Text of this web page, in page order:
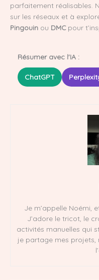
parfaitement réalisables.
sur les réseaux et à
Pingouin ou DMCpour
Résumer avec l'IA :
ChatGPT
Je m’appelle Noémi,
J’adore le tricot, le
activités manuelles qui
je partage mes